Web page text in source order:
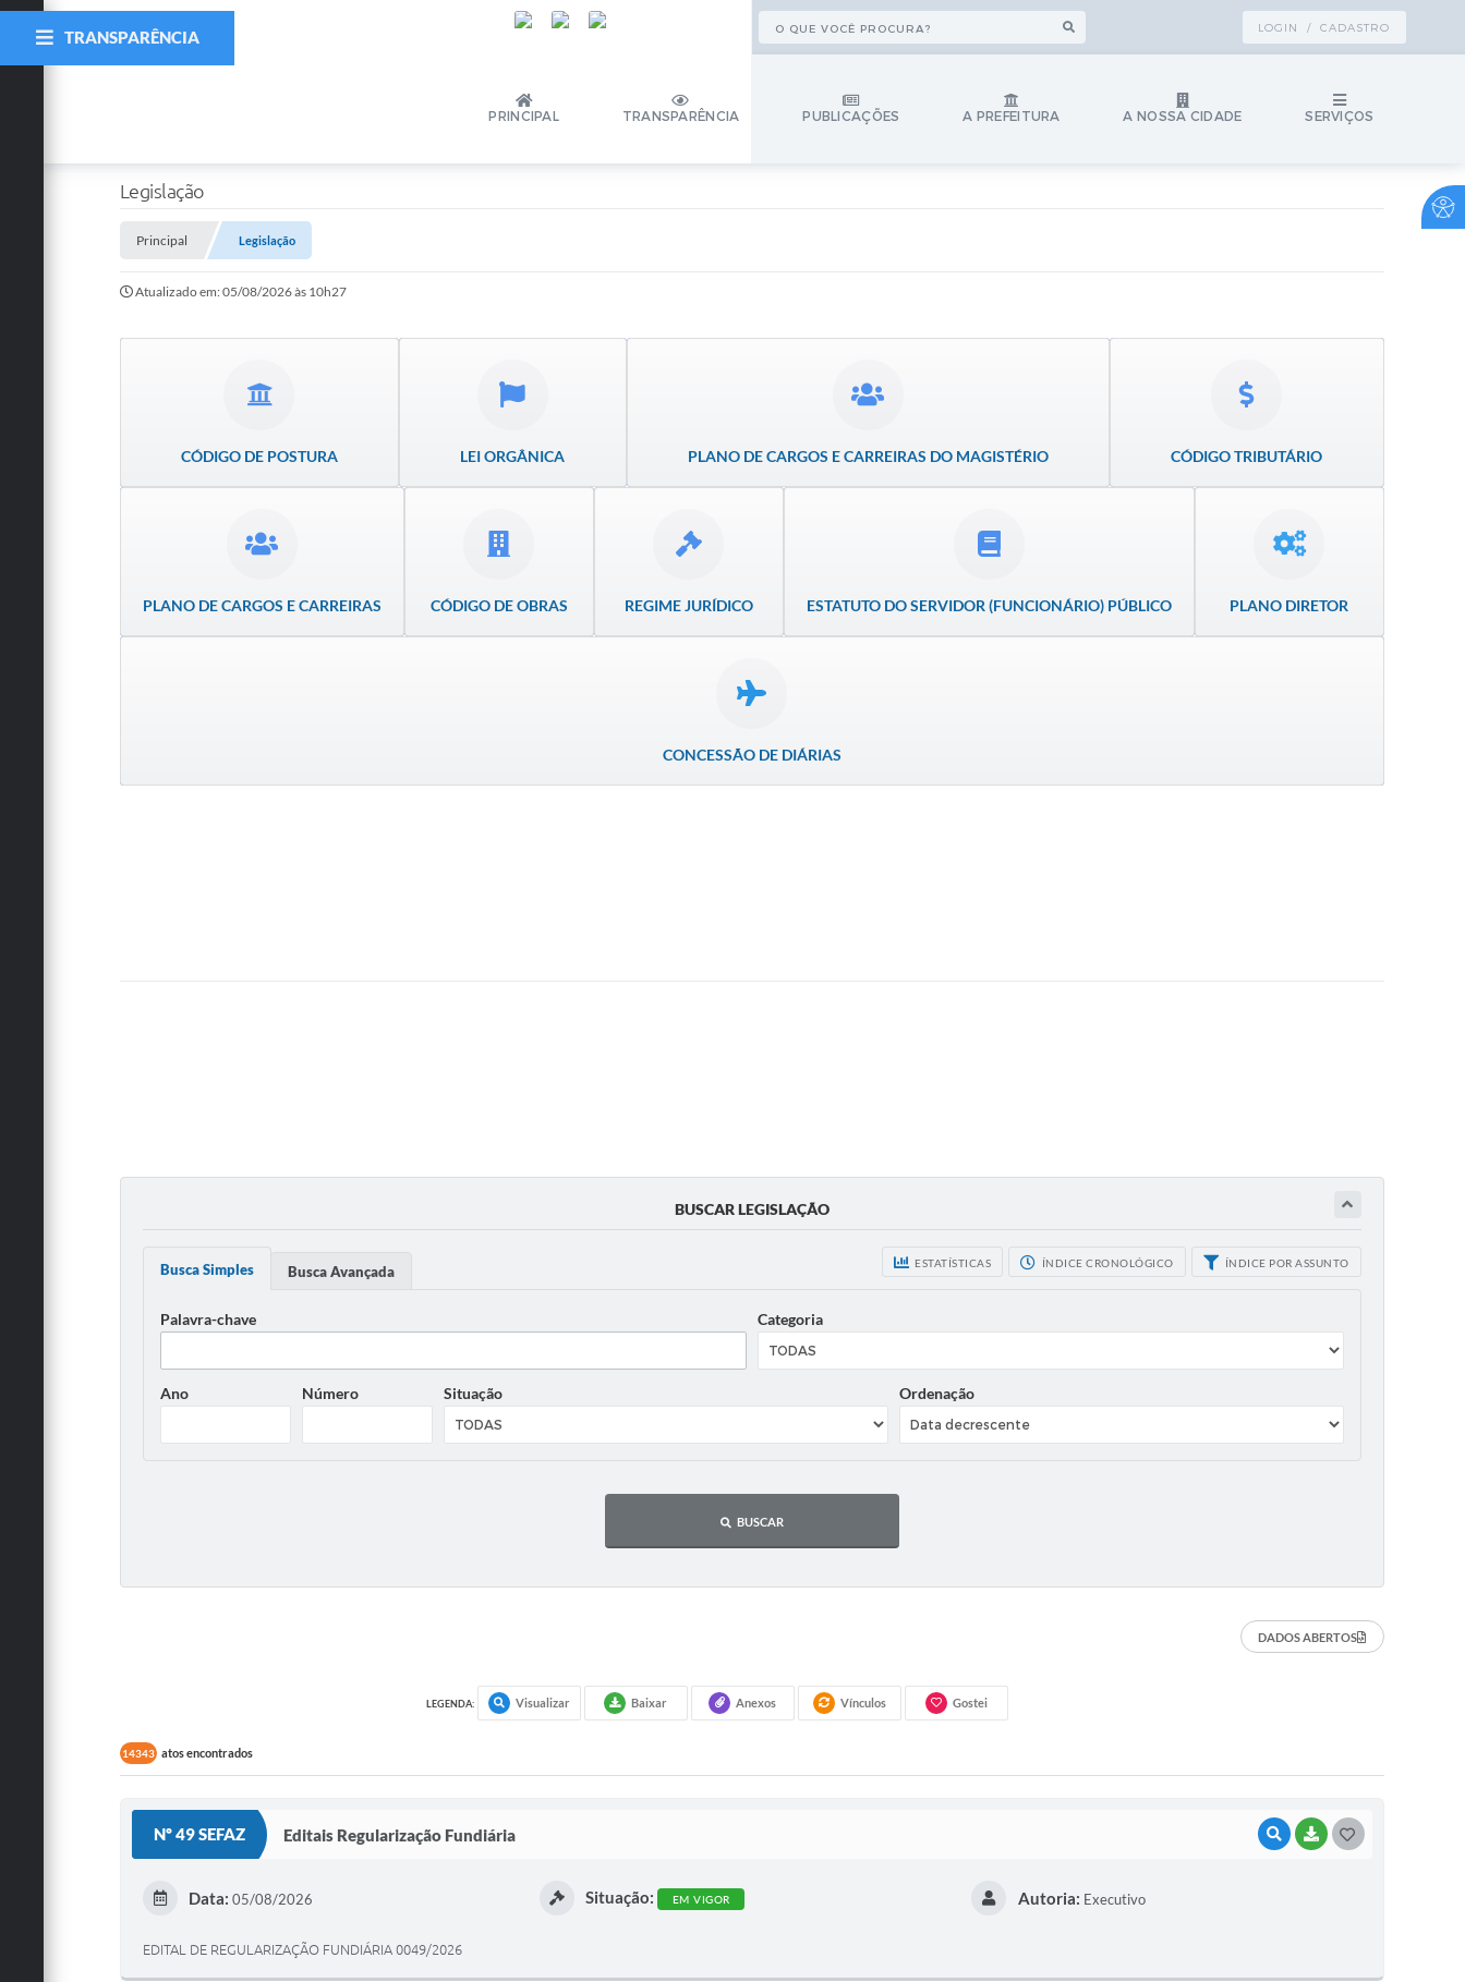
LOGIN / CADASTRO
PRINCIPAL TRANSPARÊNCIA PUBLICAÇÕES A PREFEITURA A NOSSA CIDADE SERVIÇOS
TRANSPARÊNCIA
Legislação
Principal Legislação
Atualizado em: 05/08/2026 às 10h27
CÓDIGO DE POSTURA LEI ORGÂNICA PLANO DE CARGOS E CARREIRAS DO MAGISTÉRIO CÓDIGO TRIBUTÁRIO
PLANO DE CARGOS E CARREIRAS CÓDIGO DE OBRAS REGIME JURÍDICO ESTATUTO DO SERVIDOR (FUNCIONÁRIO) PÚBLICO PLANO DIRETOR
CONCESSÃO DE DIÁRIAS
BUSCAR LEGISLAÇÃO
ESTATÍSTICAS ÍNDICE CRONOLÓGICO ÍNDICE POR ASSUNTO
Busca Simples Busca Avançada
Palavra-chave Categoria
Ano Número Situação Ordenação
BUSCAR
DADOS ABERTOS
LEGENDA: Visualizar Baixar Anexos Vínculos Gostei
14343 atos encontrados
Nº 49 SEFAZ Editais Regularização Fundiária VISUALIZAR
BAIXARG
Data: 05/08/2026 Situação: EM VIGOR Autoria: Executivo
EDITAL DE REGULARIZAÇÃO FUNDIÁRIA 0049/2026